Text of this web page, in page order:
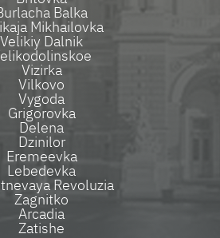
Balka
Mikhailovka
Velikiy Dalnik
Vizirka
Vilkovo
Vygoda
Grigorovka
Delena
Dzinilor
Eremeevka
Lebedevka
Revoluzia
Zagnitko
Arcadia
Zatishe